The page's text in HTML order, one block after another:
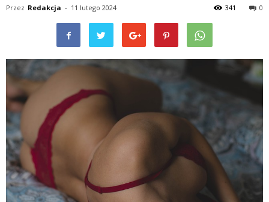
Przez Redakcja - 11 lutego 2024 0
341